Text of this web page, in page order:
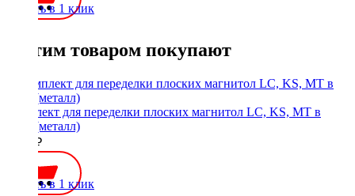
Купить в 1 клик
С этим товаром покупают
Комплект для переделки плоских магнитол LC, KS, MT в
1Din (металл)
1900 ₽
Купить в 1 клик